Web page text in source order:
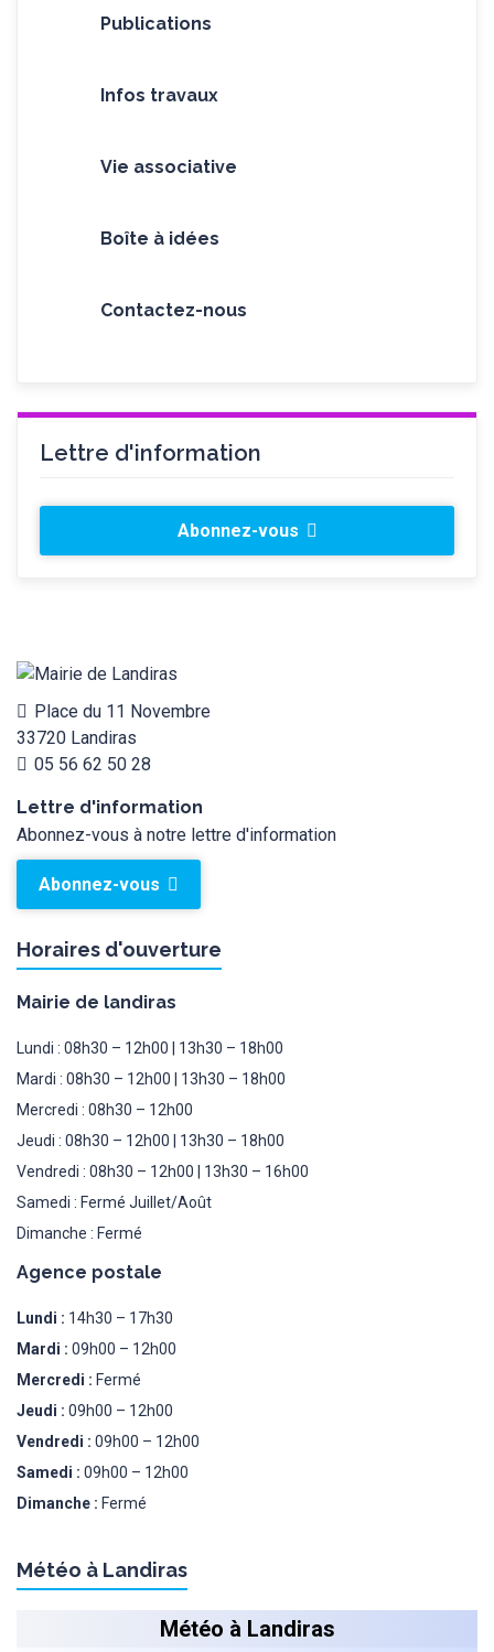
Publications
Infos travaux
Vie associative
Boîte à idées
Contactez-nous
Lettre d'information
Abonnez-vous
Place du 11 Novembre
33720 Landiras
05 56 62 50 28
Lettre d'information
Abonnez-vous à notre lettre d'information
Abonnez-vous
Horaires d'ouverture
Mairie de landiras
Lundi : 08h30 – 12h00 | 13h30 – 18h00
Mardi : 08h30 – 12h00 | 13h30 – 18h00
Mercredi : 08h30 – 12h00
Jeudi : 08h30 – 12h00 | 13h30 – 18h00
Vendredi : 08h30 – 12h00 | 13h30 – 16h00
Samedi : Fermé Juillet/Août
Dimanche : Fermé
Agence postale
Lundi : 14h30 – 17h30
Mardi : 09h00 – 12h00
Mercredi : Fermé
Jeudi : 09h00 – 12h00
Vendredi : 09h00 – 12h00
Samedi : 09h00 – 12h00
Dimanche : Fermé
Météo à Landiras
Météo à Landiras